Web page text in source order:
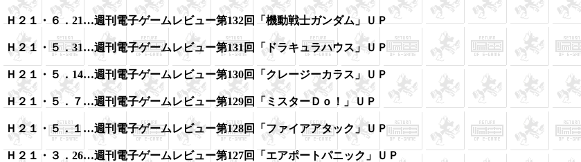
Ｈ２１・６．21…週刊電子ゲームレビュー第132回「機動戦士ガンダム」ＵＰ
Ｈ２１・５．31…週刊電子ゲームレビュー第131回「ドラキュラハウス」ＵＰ
Ｈ２１・５．14…週刊電子ゲームレビュー第130回「クレージーカラス」ＵＰ
Ｈ２１・５．７…週刊電子ゲームレビュー第129回「ミスターＤｏ！」ＵＰ
Ｈ２１・５．１…週刊電子ゲームレビュー第128回「ファイアアタック」ＵＰ
Ｈ２１・３．26…週刊電子ゲームレビュー第127回「エアポートパニック」ＵＰ